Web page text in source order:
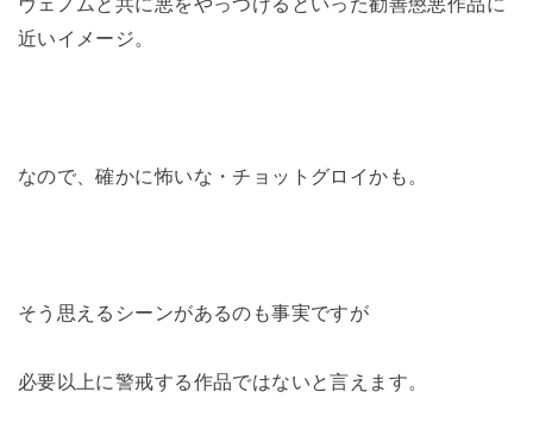
近いイメージ。
なので、確かに怖いな・チョットグロイかも。
そう思えるシーンがあるのも事実ですが
必要以上に警戒する作品ではないと言えます。